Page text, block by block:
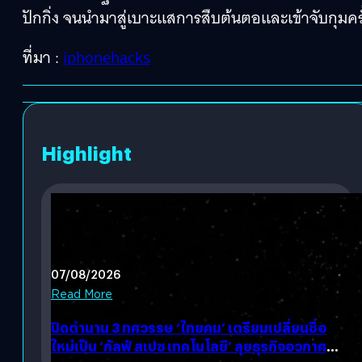
ปักกิ่ง จนนำมาสู่เบาะแสการสืบต้นตอและเข้าจับกุมค
ที่มา :iphonehacks
Highlight
07/08/2026
Read More
ปิดตำนาน 3 ทศวรรษ ‘ไทยคม’ เตรียมเปลี่ยนชื่อ
ใหม่เป็น ‘กัลฟ์ สเปซ เทคโนโลยี’ ลุยธุรกิจอวกาศ